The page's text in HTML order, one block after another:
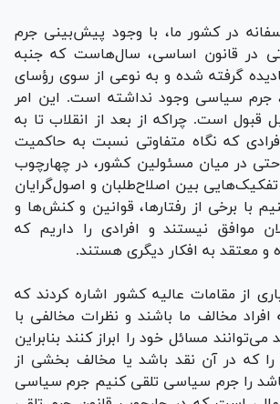
در کشور ما، با وجود پیش‌بینی جرم
در قانون اساسی، سال‌هاست که جنبه
گرفته شده و به نوعی از سوی رؤسای
جرم سیاسی وجود نداشته است. این امر
قبول است. چراکه از بعد از انقلاب تا به
که نگاه متفاوتی نسبت به حاکمیت
حتی در میان مسئولین کشور، در چهارچوب
بین اصلاح‌طلبان و اصول‌گرایان
با برخی از رفتارها، قوانین و کنش‌ها و
موافق نیستند و افرادی را داریم که
و معتقد به افکار دیگری هستند.
از مقامات عالیه کشور اشاره کردند که
مخالف ما باشند و نظرات مخالفی با
مسائل خود را ابراز کنند بنابراین
که در آن نقد باشد یا مخالف بخشی از
را جرم سیاسی تلقی کنیم جرم سیاسی